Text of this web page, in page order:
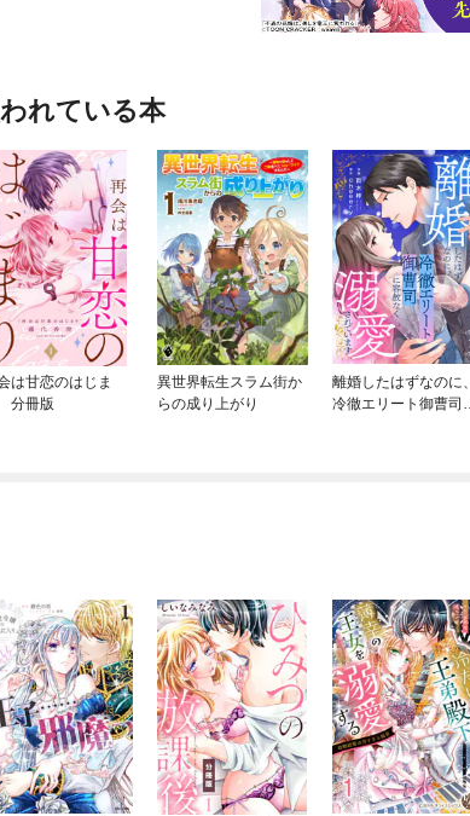
れている本
は甘恋のはじま
分冊版
異世界転生スラム街か
らの成り上がり
離婚したはずなのに、
冷徹エリート御曹司に